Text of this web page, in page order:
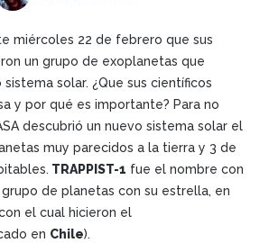
miércoles 22 de febrero que sus
un grupo de exoplanetas que
solar. ¿Que sus científicos
y por qué es importante? Para no
descubrió un nuevo sistema solar el
muy parecidos a la tierra y 3 de
TRAPPIST-1 fue el nombre con
de planetas con su estrella, en
el cual hicieron el
en Chile).